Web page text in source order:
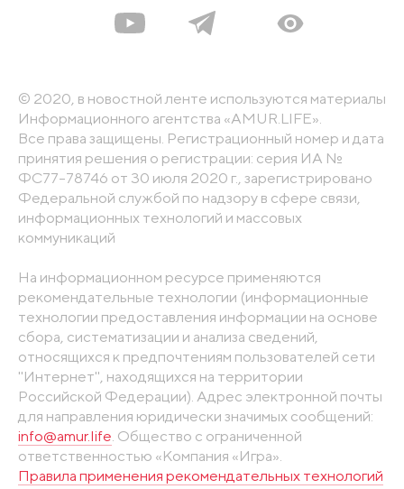
© 2020, в новостной ленте используются материалы
Информационного агентства «AMUR.LIFE».
Все права защищены. Регистрационный номер и дата
принятия решения о регистрации: серия ИА №
ФС77-78746 от 30 июля 2020 г., зарегистрировано
Федеральной службой по надзору в сфере связи,
информационных технологий и массовых
коммуникаций
На информационном ресурсе применяются
рекомендательные технологии (информационные
технологии предоставления информации на основе
сбора, систематизации и анализа сведений,
относящихся к предпочтениям пользователей сети
"Интернет", находящихся на территории
Российской Федерации). Адрес электронной почты
для направления юридически значимых сообщений:
info@amur.life . Общество с ограниченной
ответственностью «Компания «Игра».
Правила применения рекомендательных технологий